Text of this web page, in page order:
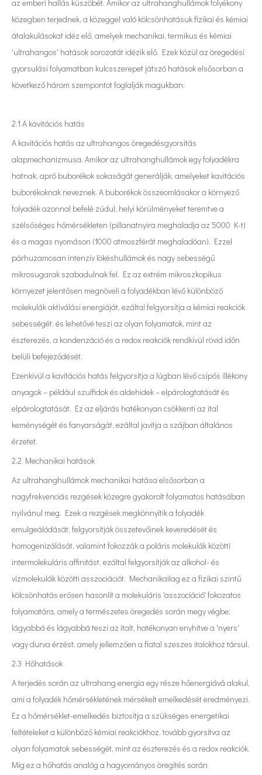
az emberi hallás küszöbét. Amikor az ultrahanghullámok folyékony
közegben terjednek, a közeggel való kölcsönhatásuk fizikai és kémiai
átalakulásokat idéz elő, amelyek mechanikai, termikus és kémiai
'ultrahangos' hatások sorozatát idézik elő. Ezek közül az öregedési
gyorsulási folyamatban kulcsszerepet játszó hatások elsősorban a
következő három szempontot foglalják magukban:
2.1 A kavitációs hatás
A kavitációs hatás az ultrahangos öregedésgyorsítás
alapmechanizmusa. Amikor az ultrahanghullámok egy folyadékra
hatnak, apró buborékok sokaságát generálják, amelyeket kavitációs
buborékoknak neveznek. A buborékok összeomlásakor a környező
folyadék azonnal befelé zúdul, helyi körülményeket teremtve a
szélsőséges hőmérsékleten (pillanatnyira meghaladja az 5000 K-t)
és a magas nyomáson (1000 atmoszférát meghaladóan). Ezzel
párhuzamosan intenzív lökéshullámok és nagy sebességű
mikrosugarak szabadulnak fel. Ez az extrém mikroszkopikus
környezet jelentősen megnöveli a folyadékban lévő különböző
molekulák aktiválási energiáját, ezáltal felgyorsítja a kémiai reakciók
sebességét, és lehetővé teszi az olyan folyamatok, mint az
észterezés, a kondenzáció és a redox reakciók rendkívül rövid időn
belüli befejeződését.
Ezenkívül a kavitációs hatás felgyorsítja a lúgban lévő csípős illékony
anyagok – például szulfidok és aldehidek – elpárologtatását és
elpárologtatását. Ez az eljárás hatékonyan csökkenti az ital
keménységét és fanyarságát, ezáltal javítja a szájban általános
érzetet.
2.2 Mechanikai hatások
Az ultrahanghullámok mechanikai hatása elsősorban a
nagyfrekvenciás rezgések közegre gyakorolt ​​folyamatos hatásában
nyilvánul meg. Ezek a rezgések megkönnyítik a folyadék
emulgeálódását, felgyorsítják összetevőinek keveredését és
homogenizálását, valamint fokozzák a poláris molekulák közötti
intermolekuláris affinitást, ezáltal felgyorsítják az alkohol- és
vízmolekulák közötti asszociációt. Mechanikailag ez a fizikai szintű
kölcsönhatás erősen hasonlít a molekuláris 'asszociáció' fokozatos
folyamatára, amely a természetes öregedés során megy végbe;
lágyabbá és lágyabbá teszi az italt, hatékonyan enyhítve a 'nyers'
vagy durva érzést, amely jellemzően a fiatal szeszes italokhoz társul.
2.3 Hőhatások
A terjedés során az ultrahang energia egy része hőenergiává alakul,
ami a folyadék hőmérsékletének mérsékelt emelkedését eredményezi.
Ez a hőmérséklet-emelkedés biztosítja a szükséges energetikai
feltételeket a különböző kémiai reakciókhoz, tovább gyorsítva az
olyan folyamatok sebességét, mint az észterezés és a redox reakciók.
Míg ez a hőhatás analóg a hagyományos öregítés során